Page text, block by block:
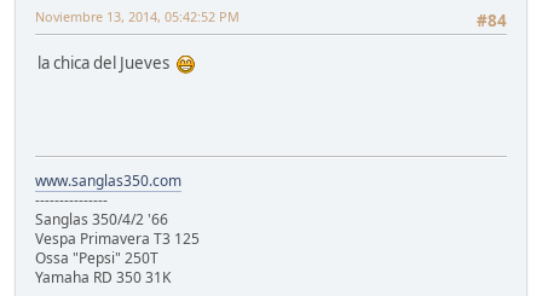
#84
Noviembre 13, 2014, 05:42:52 PM
la chica del Jueves
www.sanglas350.com
---------------
Sanglas 350/4/2 '66
Vespa Primavera T3 125
Ossa "Pepsi" 250T
Yamaha RD 350 31K